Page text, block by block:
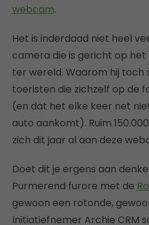
webcam.
Het is inderdaad niet heel
camera die is gericht op
ter wereld. Waarom hij toch
toeristen die zichzelf op de
(en dat het elke keer net
auto aankomt). Ruim
zich dit jaar al aan deze
Doet dit je ergens aan
Purmerend furore met de
gewoon een rotonde,
Initiatiefnemer Archie CRM